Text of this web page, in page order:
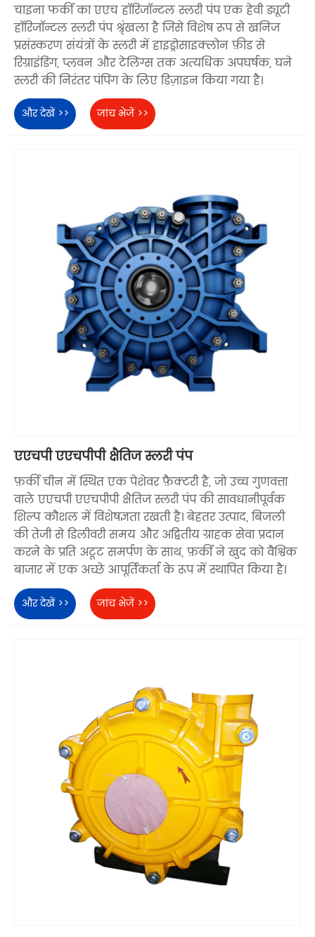
चाइना फर्की का एएच हॉरिजॉन्टल स्लरी पंप एक हेवी ड्यूटी
हॉरिजॉन्टल स्लरी पंप श्रृंखला है जिसे विशेष रूप से खनिज
प्रसंस्करण संयंत्रों के स्लरी में हाइड्रोसाइक्लोन फ़ीड से
रिग्राइंडिंग, प्लवन और टेलिंग्स तक अत्यधिक अपघर्षक, घने
स्लरी की निरंतर पंपिंग के लिए डिज़ाइन किया गया है।
और देखें >> जांच भेजें >>
एएचपी एएचपीपी क्षैतिज स्लरी पंप
फ़र्की चीन में स्थित एक पेशेवर फ़ैक्टरी है, जो उच्च गुणवत्ता
वाले एएचपी एएचपीपी क्षैतिज स्लरी पंप की सावधानीपूर्वक
शिल्प कौशल में विशेषज्ञता रखती है। बेहतर उत्पाद, बिजली
की तेजी से डिलीवरी समय और अद्वितीय ग्राहक सेवा प्रदान
करने के प्रति अटूट समर्पण के साथ, फ़र्की ने खुद को वैश्विक
बाजार में एक अच्छे आपूर्तिकर्ता के रूप में स्थापित किया है।
और देखें >> जांच भेजें >>